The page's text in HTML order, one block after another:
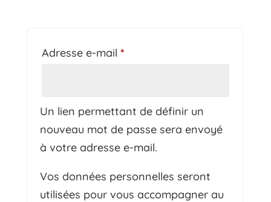
Adresse e-mail *Obligatoire
Un lien permettant de définir un
nouveau mot de passe sera envoyé
à votre adresse e-mail.
Vos données personnelles seront
utilisées pour vous accompagner au